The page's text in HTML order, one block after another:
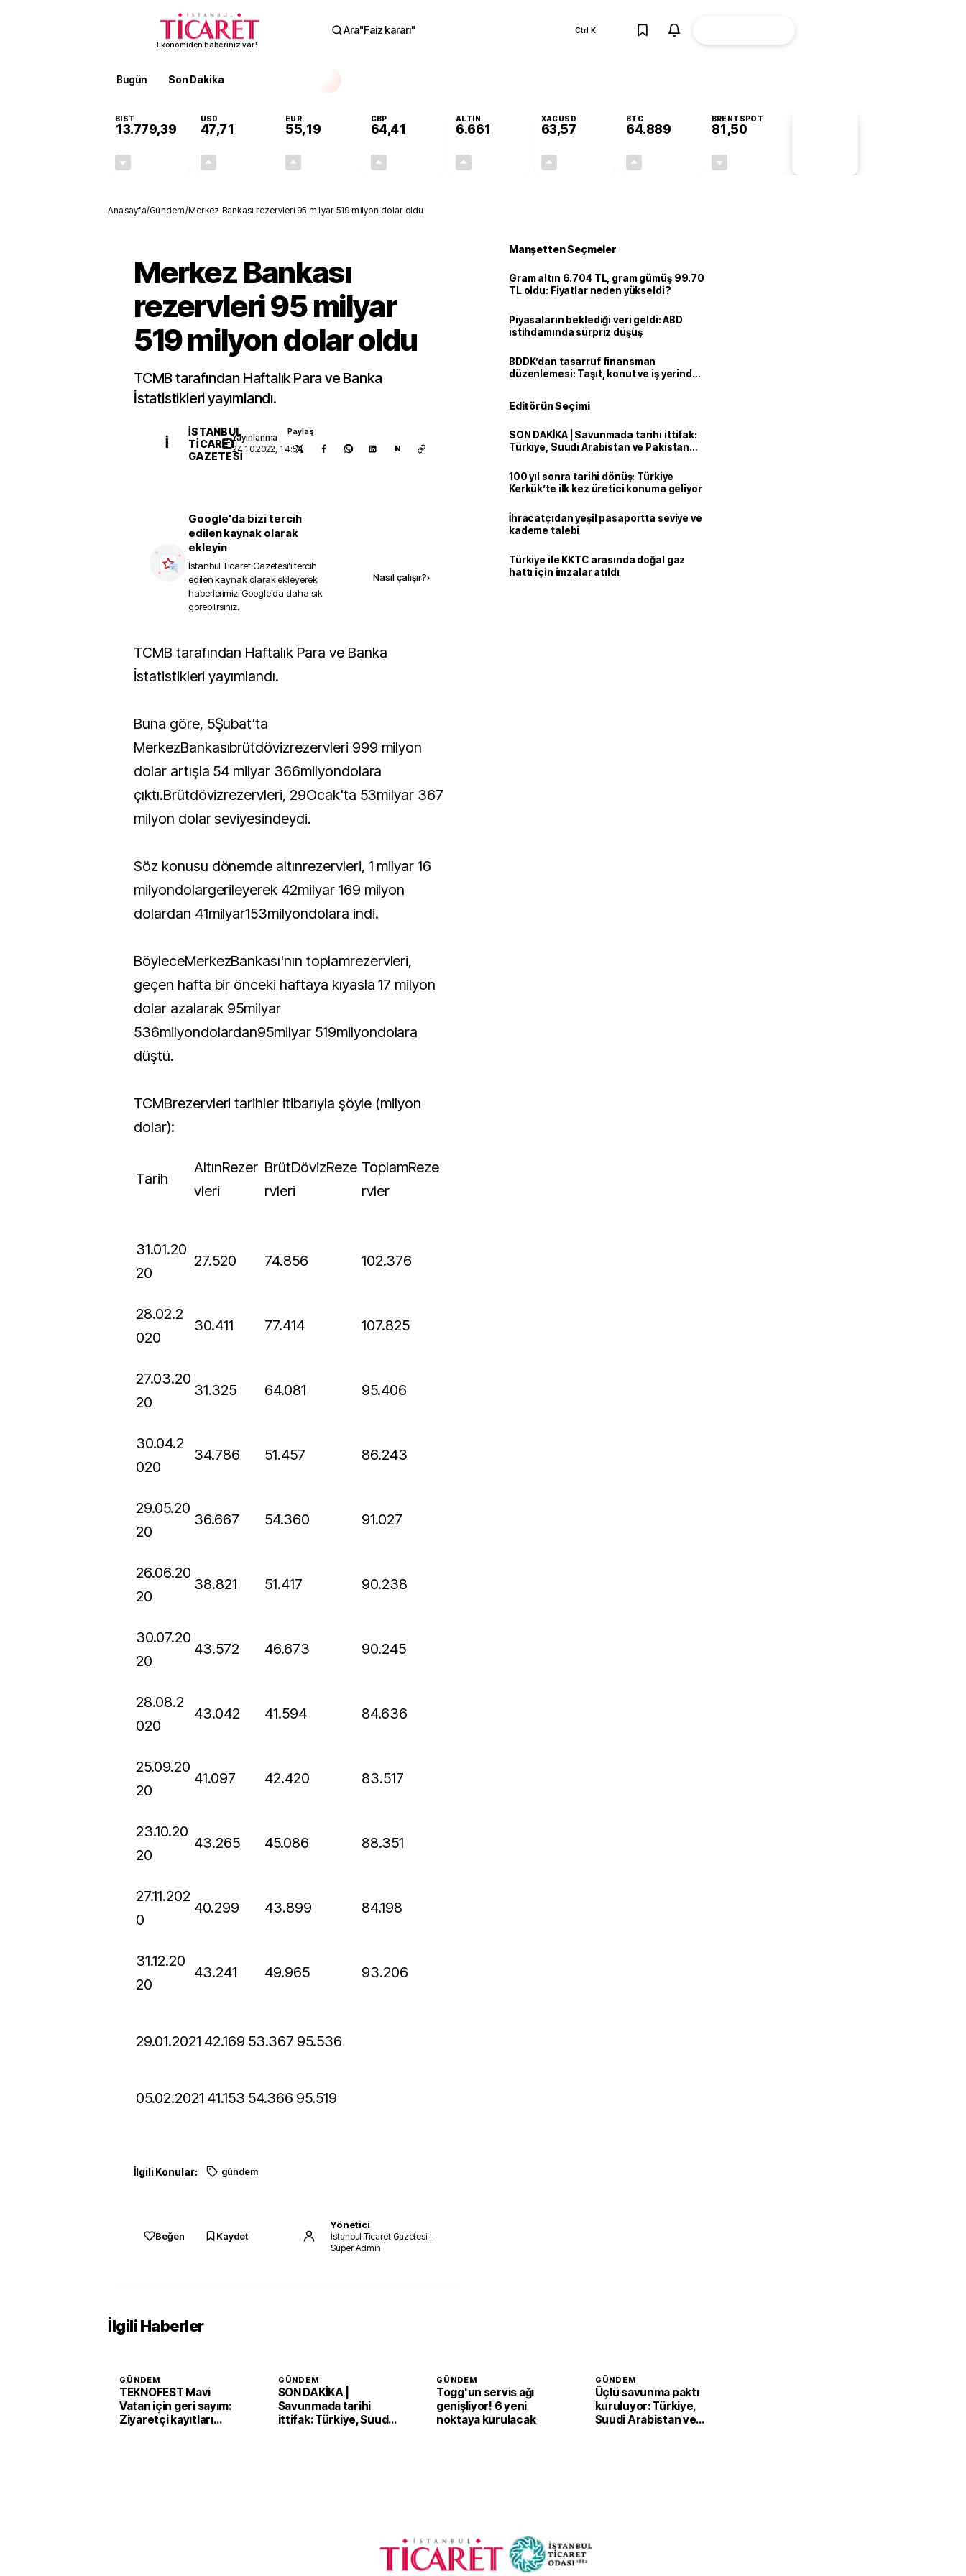
Ekonomiden haberiniz var!
Ara"Faiz kararı" Ctrl K
Bugün Son Dakika
BIST
13.779,39
USD
47,71
EUR
55,19
GBP
64,41
ALTIN
6.661
XAGUSD
63,57
BTC
64.889
BRENTSPOT
81,50
Anasayfa/Gündem/Merkez Bankası rezervleri 95 milyar 519 milyon dolar oldu
Merkez Bankası
rezervleri 95 milyar
519 milyon dolar oldu
TCMB tarafından Haftalık Para ve Banka
İstatistikleri yayımlandı.
İ
İSTANBUL
TICARET
GAZETESI
Yayınlanma
24.10.2022, 14:54
Paylaş
N
Google'da bizi tercih
edilen kaynak olarak
ekleyin
İstanbul Ticaret Gazetesi'i tercih
edilen kaynak olarak ekleyerek
haberlerimizi Google'da daha sık
görebilirsiniz.
Nasıl çalışır?›
TCMB tarafından Haftalık Para ve Banka
İstatistikleri yayımlandı.
Buna göre, 5Şubat'ta
MerkezBankasıbrütdövizrezervleri 999 milyon
dolar artışla 54 milyar 366milyondolara
çıktı.Brütdövizrezervleri, 29Ocak'ta 53milyar 367
milyon dolar seviyesindeydi.
Söz konusu dönemde altınrezervleri, 1 milyar 16
milyondolargerileyerek 42milyar 169 milyon
dolardan 41milyar153milyondolara indi.
BöyleceMerkezBankası'nın toplamrezervleri,
geçen hafta bir önceki haftaya kıyasla 17 milyon
dolar azalarak 95milyar
536milyondolardan95milyar 519milyondolara
düştü.
TCMBrezervleri tarihler itibarıyla şöyle (milyon
dolar):
Tarih
AltınRezer
vleri
BrütDövizReze
rvleri
ToplamReze
rvler
31.01.20
20
27.520 74.856 102.376
28.02.2
020
30.411 77.414 107.825
27.03.20
20
31.325 64.081 95.406
30.04.2
020
34.786 51.457 86.243
29.05.20
20
36.667 54.360 91.027
26.06.20
20
38.821 51.417 90.238
30.07.20
20
43.572 46.673 90.245
28.08.2
020
43.042 41.594 84.636
25.09.20
20
41.097 42.420 83.517
23.10.20
20
43.265 45.086 88.351
27.11.202
0
40.299 43.899 84.198
31.12.20
20
43.241 49.965 93.206
29.01.2021 42.169 53.367 95.536
05.02.2021 41.153 54.366 95.519
İlgili Konular: gündem
Beğen Kaydet
Yönetici
İstanbul Ticaret Gazetesi –
Süper Admin
Manşetten Seçmeler
Gram altın 6.704 TL, gram gümüş 99.70
TL oldu: Fiyatlar neden yükseldi?
Piyasaların beklediği veri geldi: ABD
istihdamında sürpriz düşüş
BDDK’dan tasarruf finansman
düzenlemesi: Taşıt, konut ve iş yerinde
Editörün Seçimi
SON DAKİKA | Savunmada tarihi ittifak:
Türkiye, Suudi Arabistan ve Pakistan
100 yıl sonra tarihi dönüş: Türkiye
Kerkük’te ilk kez üretici konuma geliyor
İhracatçıdan yeşil pasaportta seviye ve
kademe talebi
Türkiye ile KKTC arasında doğal gaz
hattı için imzalar atıldı
İlgili Haberler
GÜNDEM
TEKNOFEST Mavi
Vatan için geri sayım:
Ziyaretçi kayıtları
GÜNDEM
SON DAKİKA |
Savunmada tarihi
ittifak: Türkiye, Suudi
GÜNDEM
Togg'un servis ağı
genişliyor! 6 yeni
noktaya kurulacak
GÜNDEM
Üçlü savunma paktı
kuruluyor: Türkiye,
Suudi Arabistan ve